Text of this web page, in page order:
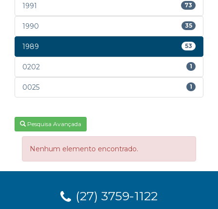
1991 73
1990 35
1989 53
0202 1
0025 1
Pesquisa Avançada
Nenhum elemento encontrado.
(27) 3759-1122